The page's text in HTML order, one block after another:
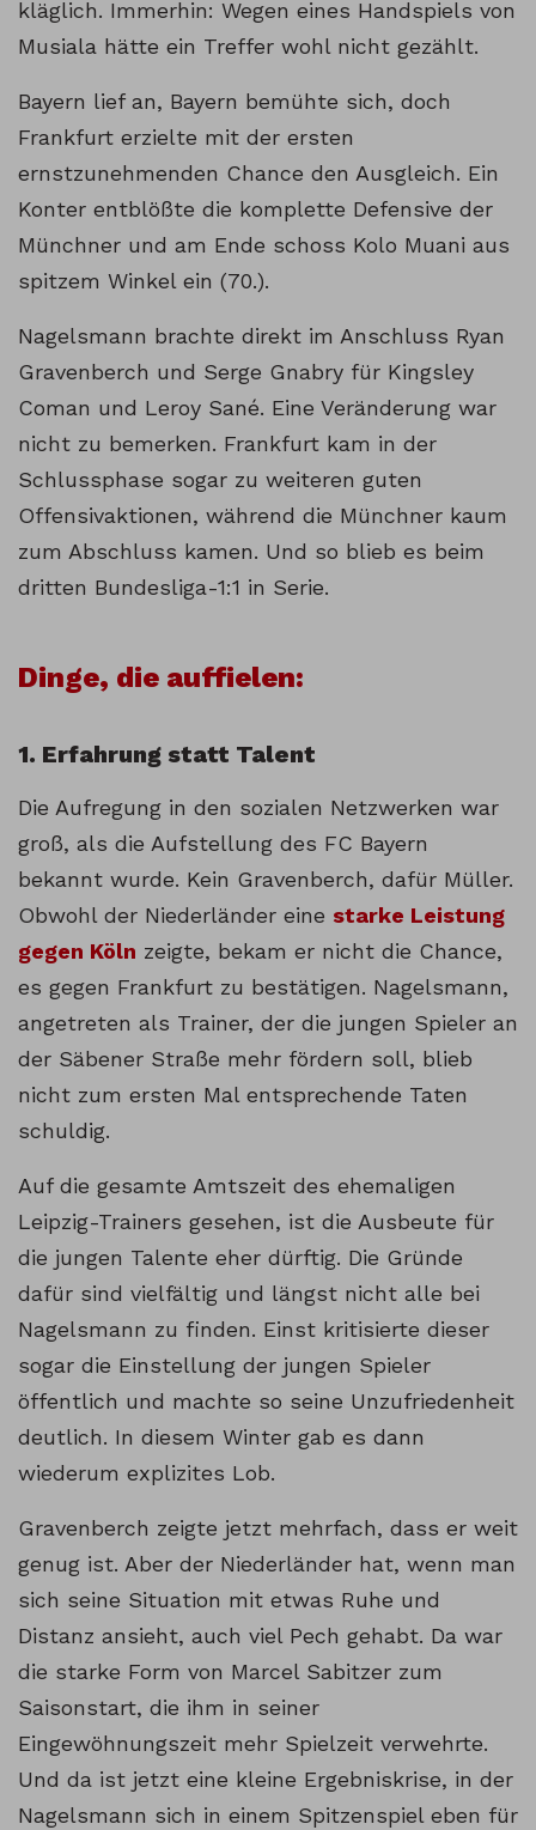
kläglich. Immerhin: Wegen eines Handspiels von
Musiala hätte ein Treffer wohl nicht gezählt.
Bayern lief an, Bayern bemühte sich, doch
Frankfurt erzielte mit der ersten
ernstzunehmenden Chance den Ausgleich. Ein
Konter entblößte die komplette Defensive der
Münchner und am Ende schoss Kolo Muani aus
spitzem Winkel ein (70.).
Nagelsmann brachte direkt im Anschluss Ryan
Gravenberch und Serge Gnabry für Kingsley
Coman und Leroy Sané. Eine Veränderung war
nicht zu bemerken. Frankfurt kam in der
Schlussphase sogar zu weiteren guten
Offensivaktionen, während die Münchner kaum
zum Abschluss kamen. Und so blieb es beim
dritten Bundesliga-1:1 in Serie.
Dinge, die auffielen:
1. Erfahrung statt Talent
Die Aufregung in den sozialen Netzwerken war
groß, als die Aufstellung des FC Bayern
bekannt wurde. Kein Gravenberch, dafür Müller.
Obwohl der Niederländer eine starke Leistung
gegen Köln zeigte, bekam er nicht die Chance,
es gegen Frankfurt zu bestätigen. Nagelsmann,
angetreten als Trainer, der die jungen Spieler an
der Säbener Straße mehr fördern soll, blieb
nicht zum ersten Mal entsprechende Taten
schuldig.
Auf die gesamte Amtszeit des ehemaligen
Leipzig-Trainers gesehen, ist die Ausbeute für
die jungen Talente eher dürftig. Die Gründe
dafür sind vielfältig und längst nicht alle bei
Nagelsmann zu finden. Einst kritisierte dieser
sogar die Einstellung der jungen Spieler
öffentlich und machte so seine Unzufriedenheit
deutlich. In diesem Winter gab es dann
wiederum explizites Lob.
Gravenberch zeigte jetzt mehrfach, dass er weit
genug ist. Aber der Niederländer hat, wenn man
sich seine Situation mit etwas Ruhe und
Distanz ansieht, auch viel Pech gehabt. Da war
die starke Form von Marcel Sabitzer zum
Saisonstart, die ihm in seiner
Eingewöhnungszeit mehr Spielzeit verwehrte.
Und da ist jetzt eine kleine Ergebniskrise, in der
Nagelsmann sich in einem Spitzenspiel eben für